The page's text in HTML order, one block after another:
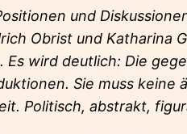
und
Obrist und
Es wird deutlich: Die
Sie muss keine
Politisch, abstrakt,